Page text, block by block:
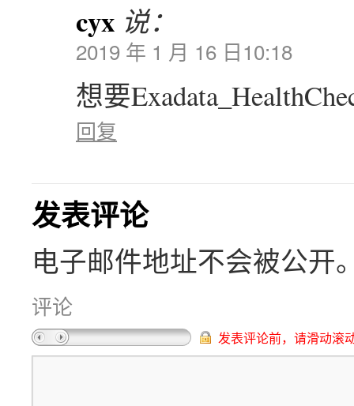
cyx 说：
2019 年 1 月 16 日10:18
想要
回复
发表评论
电子邮件地址不会被公开
评论
发表评论前，请滑动滚